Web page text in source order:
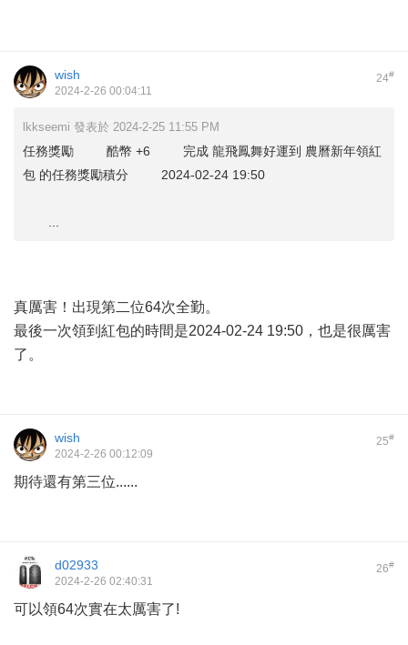
24#
wish
2024-2-26 00:04:11
lkkseemi 發表於 2024-2-25 11:55 PM
任務獎勵 酷幣 +6 完成 龍飛鳳舞好運到 農曆新年領紅
包 的任務獎勵積分 2024-02-24 19:50
真厲害！出現第二位64次全勤。
最後一次領到紅包的時間是2024-02-24 19:50，也是很厲害
了。
25#
wish
2024-2-26 00:12:09
期待還有第三位......
26#
d02933
2024-2-26 02:40:31
可以領64次實在太厲害了!